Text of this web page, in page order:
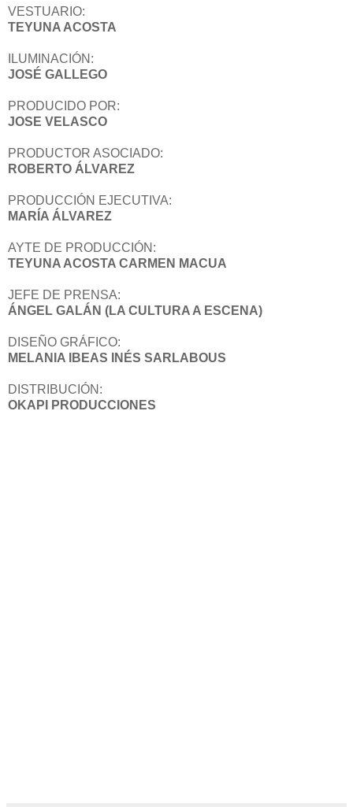
VESTUARIO:
TEYUNA ACOSTA
ILUMINACIÓN:
JOSÉ GALLEGO
PRODUCIDO POR:
JOSE VELASCO
PRODUCTOR ASOCIADO:
ROBERTO ÁLVAREZ
PRODUCCIÓN EJECUTIVA:
MARÍA ÁLVAREZ
AYTE DE PRODUCCIÓN:
TEYUNA ACOSTA CARMEN MACUA
JEFE DE PRENSA:
ÁNGEL GALÁN (LA CULTURA A ESCENA)
DISEÑO GRÁFICO:
MELANIA IBEAS INÉS SARLABOUS
DISTRIBUCIÓN:
OKAPI PRODUCCIONES